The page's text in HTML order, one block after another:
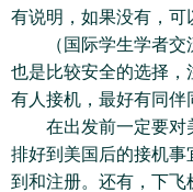
有说明，如果没有，可
（国际学生学者交
也是比较安全的选择
有人接机，最好有同伴
在出发前一定要对
排好到美国后的接机
到和注册。还有，下